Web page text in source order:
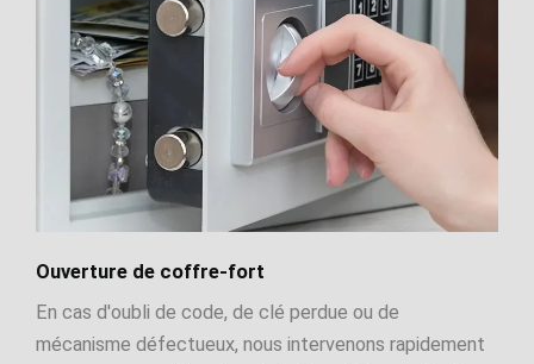
Ouverture de coffre-fort
En cas d'oubli de code, de clé perdue ou de
mécanisme défectueux, nous intervenons rapidement